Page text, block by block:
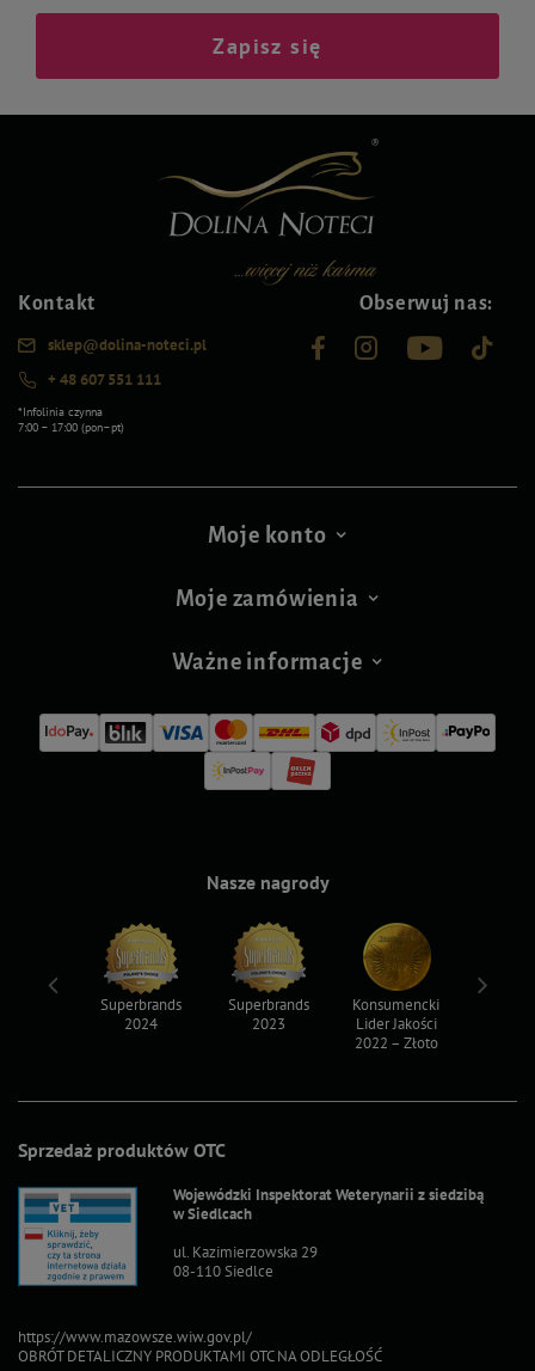
Zapisz się
Kontakt
sklep@dolina-noteci.pl
+ 48 607 551 111
*Infolinia czynna
7:00 – 17:00 (pon–pt)
Obserwuj nas:
Moje konto
Moje zamówienia
Ważne informacje
Sprzedaż produktów OTC
Wojewódzki Inspektorat Weterynarii z siedzibą
w Siedlcach
ul. Kazimierzowska 29
08-110 Siedlce
https://www.mazowsze.wiw.gov.pl/
OBRÓT DETALICZNY PRODUKTAMI OTC NA ODLEGŁOŚĆ
Nasze nagrody
Superbrands
2024
Superbrands
2023
Konsumencki
Lider Jakości
2022 – Złoto